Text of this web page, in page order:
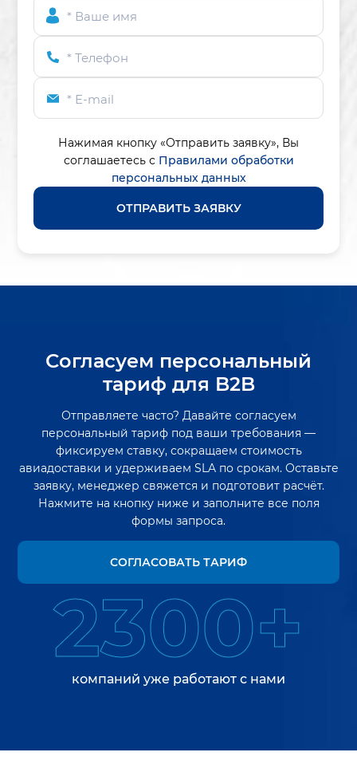
* Ваше имя
* Телефон
* E-mail
Нажимая кнопку «Отправить заявку», Вы
соглашаетесь с Правилами обработки
персональных данных
ОТПРАВИТЬ ЗАЯВКУ
Согласуем персональный
тариф для B2B
Отправляете часто? Давайте согласуем
персональный тариф под ваши требования —
фиксируем ставку, сокращаем стоимость
авиадоставки и удерживаем SLA по срокам. Оставьте
заявку, менеджер свяжется и подготовит расчёт.
Нажмите на кнопку ниже и заполните все поля
формы запроса.
СОГЛАСОВАТЬ ТАРИФ
2300+
компаний уже работают с нами